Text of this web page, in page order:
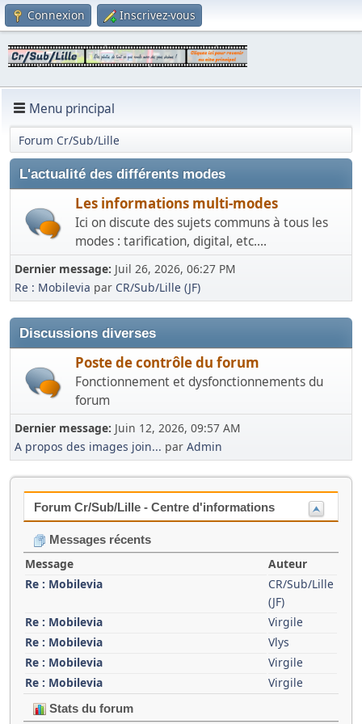
Connexion Inscrivez-vous
Menu principal
Forum Cr/Sub/Lille
L'actualité des différents modes
Les informations multi-modes
Ici on discute des sujets communs à tous les
modes : tarification, digital, etc....
Dernier message: Juil 26, 2026, 06:27 PM
Re : Mobilevia par CR/Sub/Lille (JF)
Discussions diverses
Poste de contrôle du forum
Fonctionnement et dysfonctionnements du
forum
Dernier message: Juin 12, 2026, 09:57 AM
A propos des images join... par Admin
Forum Cr/Sub/Lille - Centre d'informations
Messages récents
Message
Auteur
Re : Mobilevia
CR/Sub/Lille
(JF)
Re : Mobilevia
Virgile
Re : Mobilevia
Vlys
Re : Mobilevia
Virgile
Re : Mobilevia
Virgile
Stats du forum